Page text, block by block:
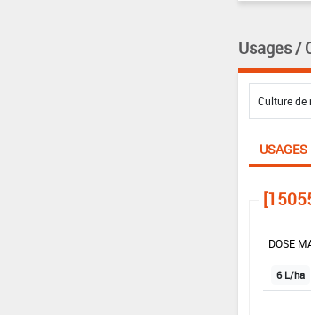
Usages /
USAGES
DOSE
6 L/ha